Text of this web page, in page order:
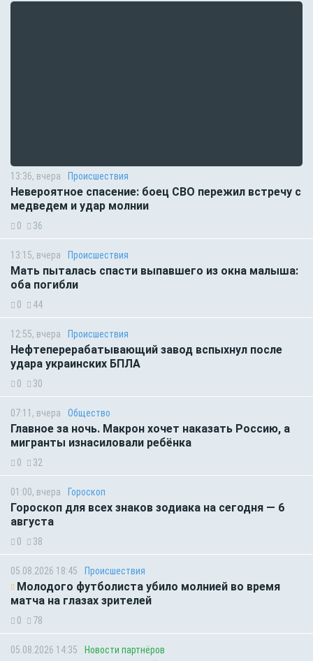
13:36, вчера Происшествия
Невероятное спасение: боец СВО пережил встречу с
медведем и удар молнии
0 36
13:15, вчера Происшествия
Мать пыталась спасти выпавшего из окна малыша:
оба погибли
0 44
12:55, вчера Происшествия
Нефтеперерабатывающий завод вспыхнул после
удара украинских БПЛА
0 30
07:11, вчера Общество
Главное за ночь. Макрон хочет наказать Россию, а
мигранты изнасиловали ребёнка
0 32
01:00, вчера Гороскоп
Гороскоп для всех знаков зодиака на сегодня — 6
августа
0 38
05.08.2026 18:45 Происшествия
Молодого футболиста убило молнией во время
матча на глазах зрителей
0 78
05.08.2026 14:35 Новости партнёров